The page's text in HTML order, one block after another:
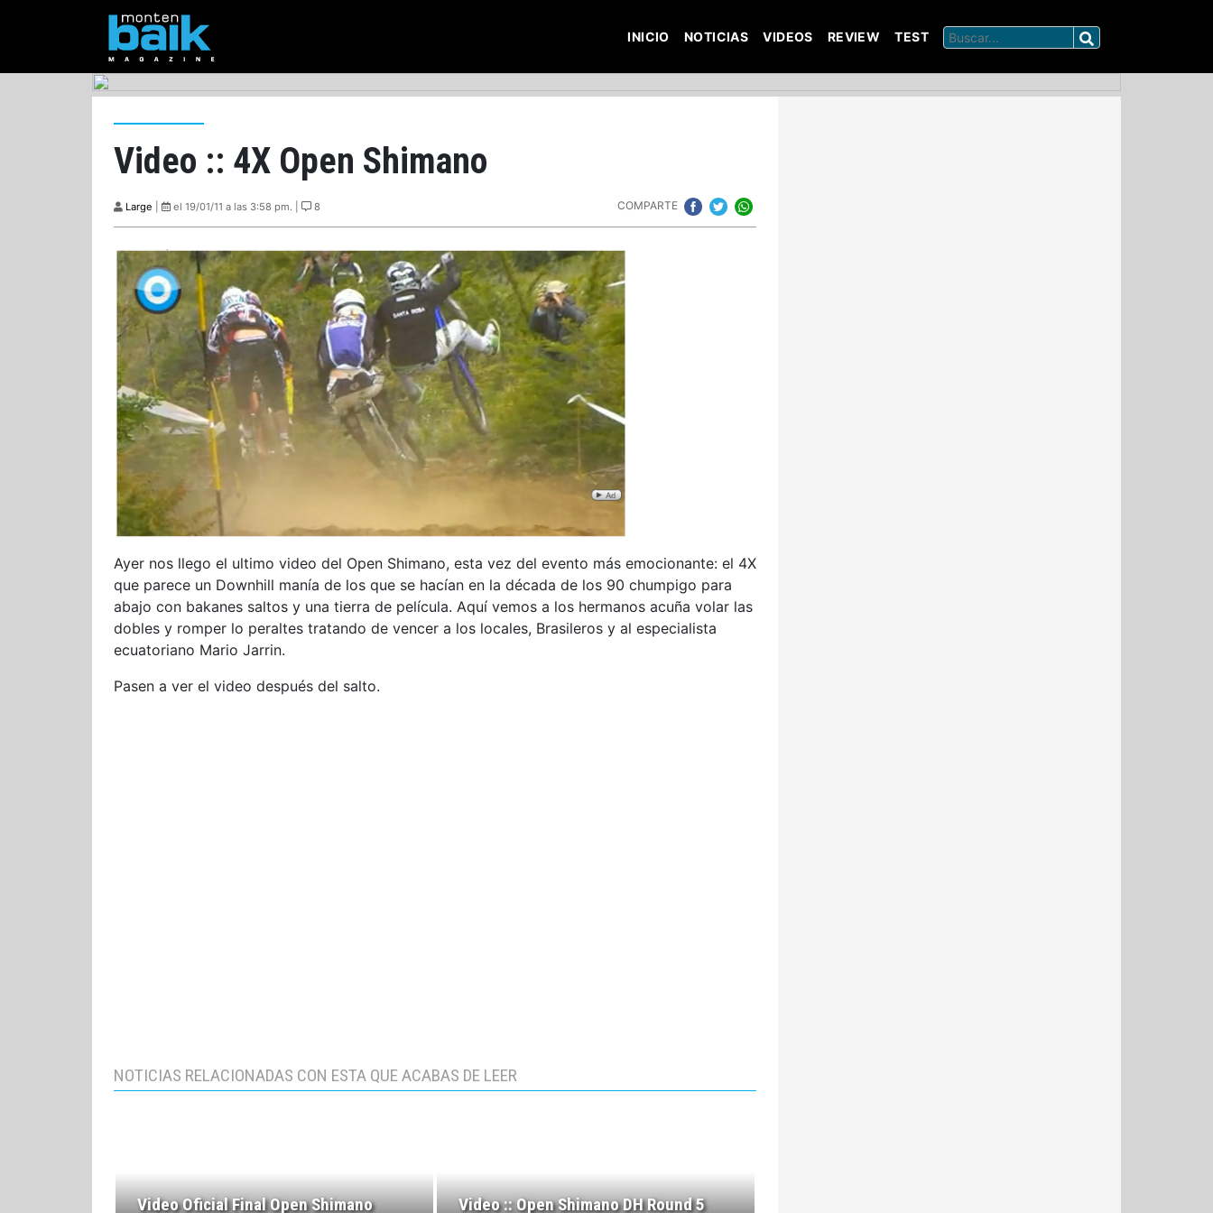
INICIO NOTICIAS VIDEOS REVIEW TEST
Video :: 4X Open Shimano
Large el 19/01/11 a las 3:58 pm. | 8 COMPARTE
Ayer nos llego el ultimo video del Open Shimano, esta vez del evento más emocionante: el 4X
que parece un Downhill manía de los que se hacían en la década de los 90 chumpigo para
abajo con bakanes saltos y una tierra de película. Aquí vemos a los hermanos acuña volar las
dobles y romper lo peraltes tratando de vencer a los locales, Brasileros y al especialista
ecuatoriano Mario Jarrin.
Pasen a ver el video después del salto.
NOTICIAS RELACIONADAS CON ESTA QUE ACABAS DE LEER
Video Oficial Final Open Shimano Video :: Open Shimano DH Round 5